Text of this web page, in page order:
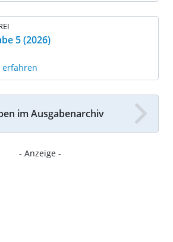
5 (2026)
erfahren
im Ausgabenarchiv
- Anzeige -